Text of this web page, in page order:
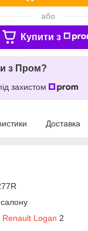
або
Купити з
з Пром?
захистом
Доставка
Renault Logan 2